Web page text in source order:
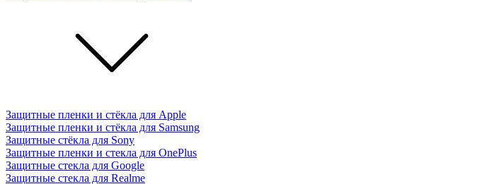
Защитные пленки и стёкла для Apple
Защитные пленки и стёкла для Samsung
Защитные стёкла для Sony
Защитные пленки и стекла для OnePlus
Защитные стекла для Google
Защитные стекла для Realme